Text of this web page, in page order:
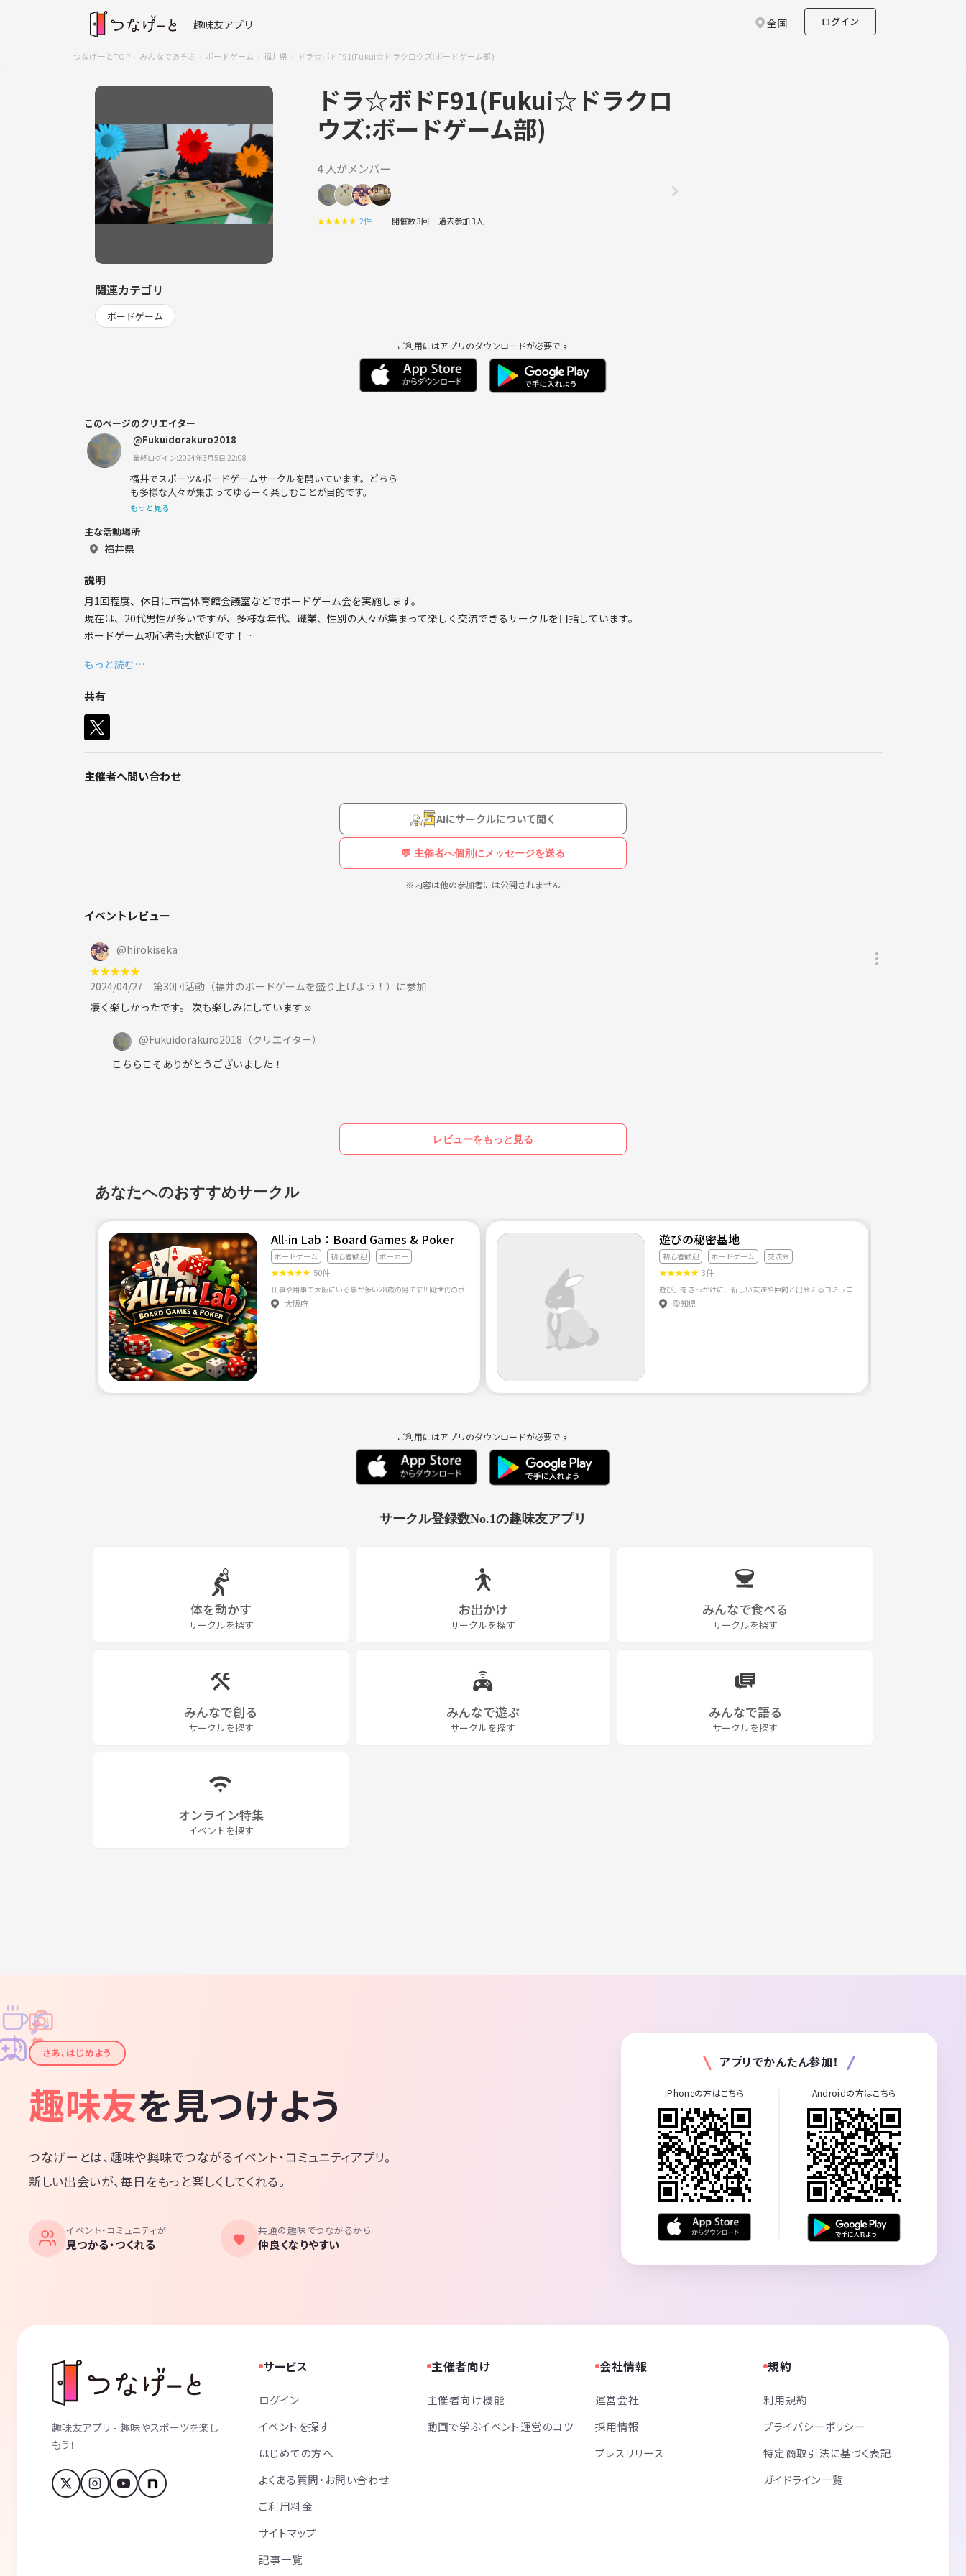
趣味友アプリ 全国 ログイン
つなげーとTOP みんなであそぶ ボードゲーム 福井県 ドラ☆ボドF91(Fukui☆ドラクロウズ:ボードゲーム部)
ドラ☆ボドF91(Fukui☆ドラクロ
ウズ:ボードゲーム部)
4 人がメンバー
★★★★★ 2件 開催数 3回 過去参加 3人
関連カテゴリ
ボードゲーム
ご利用にはアプリのダウンロードが必要です
このページのクリエイター
@Fukuidorakuro2018
最終ログイン:2024年3月5日 22:08
福井でスポーツ&ボードゲームサークルを開いています。どちら
も多様な人々が集まってゆるーく楽しむことが目的です。
もっと見る
主な活動場所
福井県
説明
月1回程度、休日に市営体育館会議室などでボードゲーム会を実施します。
現在は、20代男性が多いですが、多様な年代、職業、性別の人々が集まって楽しく交流できるサークルを目指しています。
ボードゲーム初心者も大歓迎です！
参加費は300円程度です！
もっと読む…
共有
主催者へ問い合わせ
AIにサークルについて聞く
💬 主催者へ個別にメッセージを送る
※内容は他の参加者には公開されません
イベントレビュー
@hirokiseka
★★★★★
2024/04/27
第30回活動（福井のボードゲームを盛り上げよう！）に参加
凄く楽しかったです。 次も楽しみにしています☺︎
@Fukuidorakuro2018 （クリエイター）
こちらこそありがとうございました！
レビューをもっと見る
あなたへのおすすめサークル
All-in Lab：Board Games & Poker
ボードゲーム 初心者歓迎 ポーカー
★★★★★ 50件
大阪府
遊びの秘密基地
初心者歓迎 ボードゲーム 交流会
★★★★★ 3件
愛知県
ご利用にはアプリのダウンロードが必要です
サークル登録数No.1の趣味友アプリ
体を動かす
サークルを探す
お出かけ
サークルを探す
みんなで食べる
サークルを探す
みんなで創る
サークルを探す
みんなで遊ぶ
サークルを探す
みんなで語る
サークルを探す
オンライン特集
イベントを探す
✦
✦
✧
✧
♪
♫
さあ、はじめよう
趣味友を見つけよう
つなげーとは、趣味や興味でつながるイベント・コミュニティアプリ。
新しい出会いが、毎日をもっと楽しくしてくれる。
イベント・コミュニティが
見つかる・つくれる
共通の趣味でつながるから
仲良くなりやすい
アプリでかんたん参加！
iPhoneの方はこちら Androidの方はこちら
趣味友アプリ - 趣味やスポーツを楽し
もう！
サービス
ログイン
イベントを探す
はじめての方へ
よくある質問・お問い合わせ
ご利用料金
サイトマップ
記事一覧
主催者向け
主催者向け機能
動画で学ぶイベント運営のコツ
会社情報
運営会社
採用情報
プレスリリース
規約
利用規約
プライバシーポリシー
特定商取引法に基づく表記
ガイドライン一覧